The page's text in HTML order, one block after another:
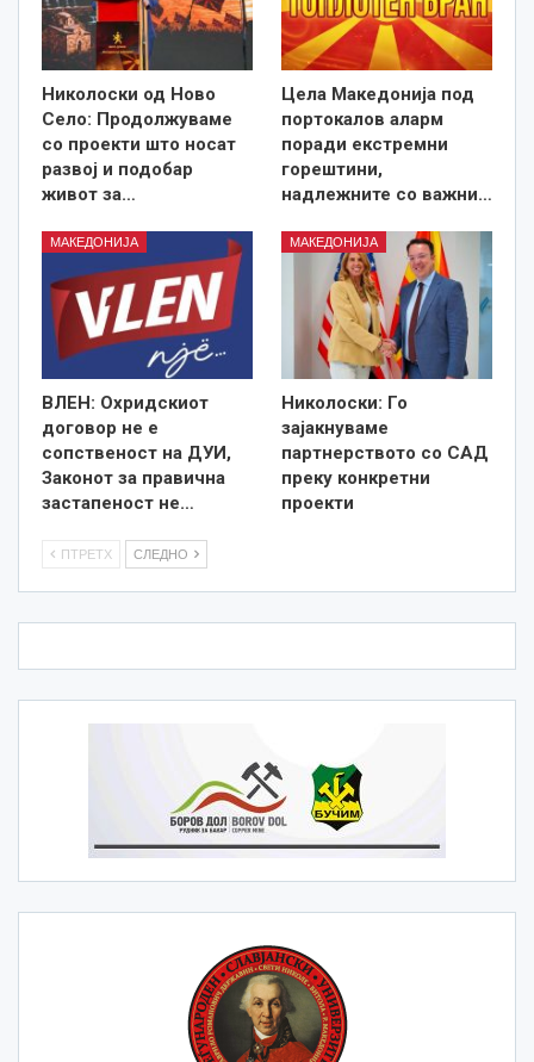
Николоски од Ново
Село: Продолжуваме
со проекти што носат
развој и подобар
живот за…
Цела Македонија под
портокалов аларм
поради екстремни
горештини,
надлежните со важни…
МАКЕДОНИЈА
ВЛЕН: Охридскиот
договор не е
сопственост на ДУИ,
Законот за правична
застапеност не…
МАКЕДОНИЈА
Николоски: Го
зајакнуваме
партнерството со САД
преку конкретни
проекти
ПТРЕТХ СЛЕДНО